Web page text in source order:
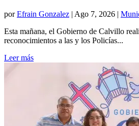
porEfrain Gonzalez | Ago 7, 2026 |
Esta mañana, el Gobierno de Calvillo
reconocimientos a las y los Policías...
Leer más